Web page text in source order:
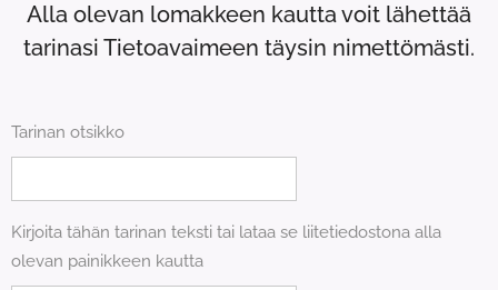
Alla olevan lomakkeen kautta voit lähettää
tarinasi Tietoavaimeen täysin nimettömästi.
Tarinan otsikko
Kirjoita tähän tarinan teksti tai lataa se liitetiedostona alla
olevan painikkeen kautta